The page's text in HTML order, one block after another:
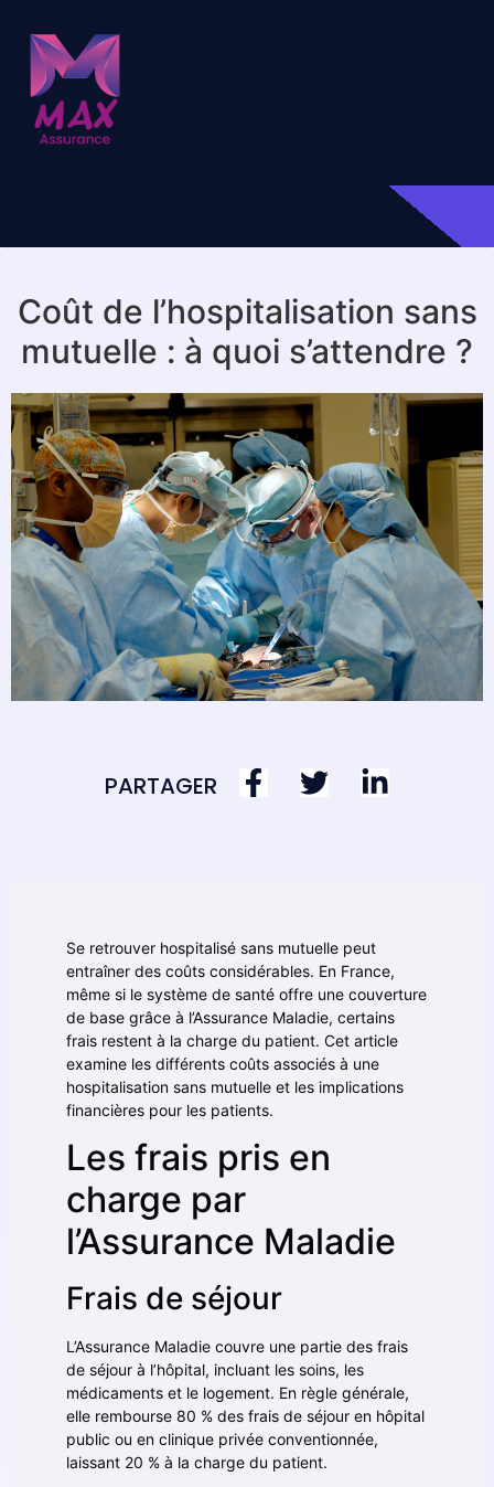
Coût de l’hospitalisation sans
mutuelle : à quoi s’attendre ?
PARTAGER
Se retrouver hospitalisé sans mutuelle peut
entraîner des coûts considérables. En France,
même si le système de santé offre une couverture
de base grâce à l’Assurance Maladie, certains
frais restent à la charge du patient. Cet article
examine les différents coûts associés à une
hospitalisation sans mutuelle et les implications
financières pour les patients.
Les frais pris en
charge par
l’Assurance Maladie
Frais de séjour
L’Assurance Maladie couvre une partie des frais
de séjour à l’hôpital, incluant les soins, les
médicaments et le logement. En règle générale,
elle rembourse 80 % des frais de séjour en hôpital
public ou en clinique privée conventionnée,
laissant 20 % à la charge du patient.